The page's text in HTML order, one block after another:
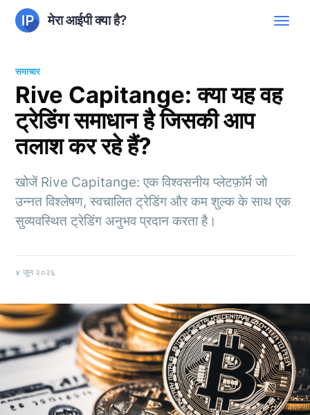
मेरा आईपी क्या है?
समाचार
Rive Capitange: क्या यह वह
ट्रेडिंग समाधान है जिसकी आप
तलाश कर रहे हैं?
खोजें Rive Capitange: एक विश्वसनीय प्लेटफ़ॉर्म जो
उन्नत विश्लेषण, स्वचालित ट्रेडिंग और कम शुल्क के साथ एक
सुव्यवस्थित ट्रेडिंग अनुभव प्रदान करता है।
४ जून २०२६